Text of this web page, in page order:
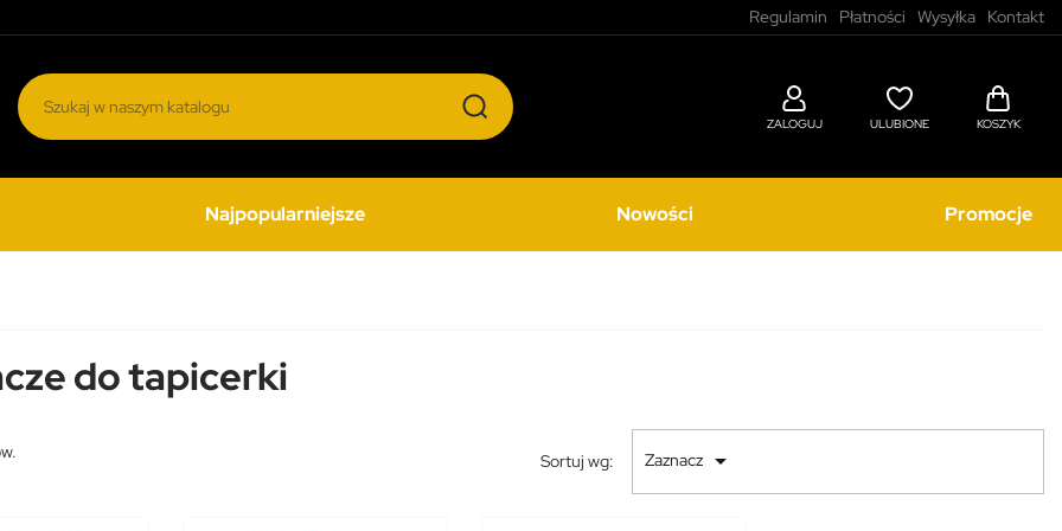
Regulamin Płatności Wysyłka Kontakt
ZALOGUJ ULUBIONE KOSZYK
Najpopularniejsze Nowości Promocje
do tapicerki
Sortuj wg: Zaznacz 